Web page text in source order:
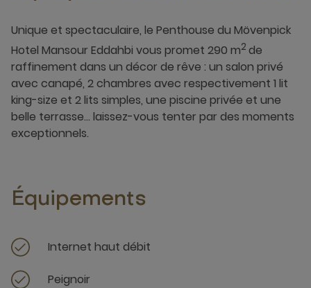
Unique et spectaculaire, le Penthouse du Mövenpick
Hotel Mansour Eddahbi vous promet 290 m2 de
raffinement dans un décor de rêve : un salon privé
avec canapé, 2 chambres avec respectivement 1 lit
king-size et 2 lits simples, une piscine privée et une
belle terrasse… laissez-vous tenter par des moments
exceptionnels.
Équipements
Internet haut débit
Peignoir